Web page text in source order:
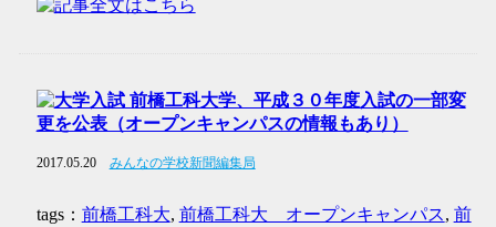
前橋工科大学、平成３０年度入試の一部変
更を公表（オープンキャンパスの情報もあり）
2017.05.20 みんなの学校新聞編集局
tags： 前橋工科大, 前橋工科大 オープンキャンパス, 前